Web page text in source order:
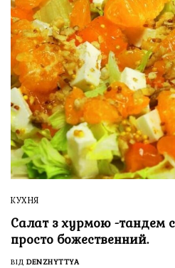
КУХНЯ
Салат з хурмою -тандем
просто божественний.
ВІД DENZHYTTYA